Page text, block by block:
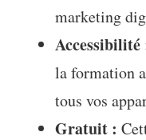
marketing
Accessibilité
la formation
tous vos
Gratuit :